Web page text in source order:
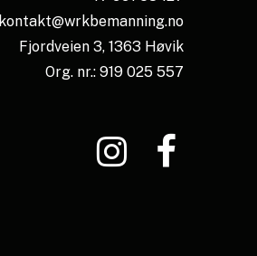
kontakt@wrkbemanning.no
Fjordveien 3, 1363 Høvik
Org. nr.: 919 025 557